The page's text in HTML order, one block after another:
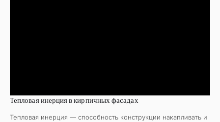
Тепловая инерция в кирпичных фасадах
Тепловая инерция — способность конструкции накапливать и